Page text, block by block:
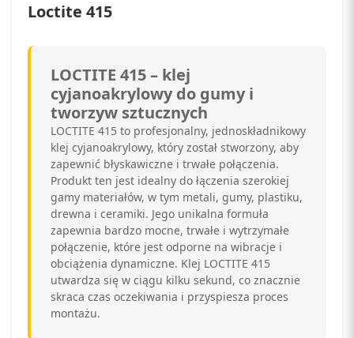
Loctite 415
LOCTITE 415 – klej
cyjanoakrylowy do gumy i
tworzyw sztucznych
LOCTITE 415 to profesjonalny, jednoskładnikowy
klej cyjanoakrylowy, który został stworzony, aby
zapewnić błyskawiczne i trwałe połączenia.
Produkt ten jest idealny do łączenia szerokiej
gamy materiałów, w tym metali, gumy, plastiku,
drewna i ceramiki. Jego unikalna formuła
zapewnia bardzo mocne, trwałe i wytrzymałe
połączenie, które jest odporne na wibracje i
obciążenia dynamiczne. Klej LOCTITE 415
utwardza się w ciągu kilku sekund, co znacznie
skraca czas oczekiwania i przyspiesza proces
montażu.